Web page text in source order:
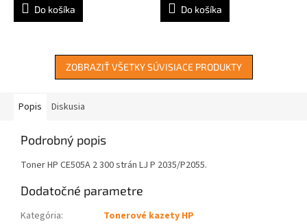
Do košíka Do košíka
ZOBRAZIŤ VŠETKY SÚVISIACE PRODUKTY
Popis Diskusia
Podrobný popis
Toner HP CE505A 2 300 strán LJ P 2035/P2055.
Dodatočné parametre
Kategória:
Tonerové kazety HP